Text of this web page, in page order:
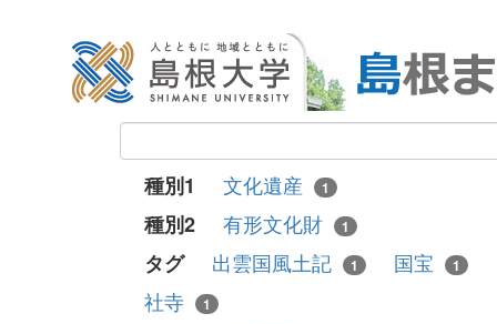
種別1 文化遺産 1
種別2 有形文化財 1
タグ 出雲国風土記 1 国宝 1
社寺
1